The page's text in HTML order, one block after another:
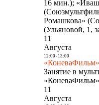
16 мин.);
Ромашкова»
(Ульяновой, 1,
11
Августа
12:00- 13:00
Занятие в
11
Августа